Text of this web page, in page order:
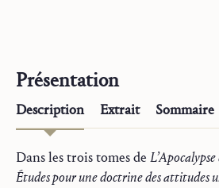
Présentation
Description Extrait Sommaire
Dans les trois tomes de
Études pour une doctrine des attitudes